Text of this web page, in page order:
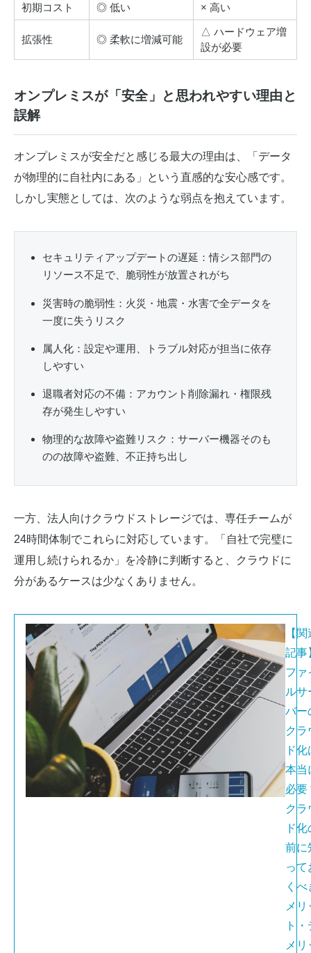
初期コスト ◎ 低い × 高い
拡張性 ◎ 柔軟に増減可能
△ ハードウェア増
設が必要
オンプレミスが「安全」と思われやすい理由と
誤解
オンプレミスが安全だと感じる最大の理由は、「データ
が物理的に自社内にある」という直感的な安心感です。
しかし実態としては、次のような弱点を抱えています。
セキュリティアップデートの遅延：情シス部門の
リソース不足で、脆弱性が放置されがち
災害時の脆弱性：火災・地震・水害で全データを
一度に失うリスク
属人化：設定や運用、トラブル対応が担当に依存
しやすい
退職者対応の不備：アカウント削除漏れ・権限残
存が発生しやすい
物理的な故障や盗難リスク：サーバー機器そのも
のの故障や盗難、不正持ち出し
一方、法人向けクラウドストレージでは、専任チームが
24時間体制でこれらに対応しています。「自社で完璧に
運用し続けられるか」を冷静に判断すると、クラウドに
分があるケースは少なくありません。
【
記事
ファ
ルサ
バー
クラ
ド化
本当
必要
クラ
ド化
前に
って
くべ
メリ
ト・
メリ